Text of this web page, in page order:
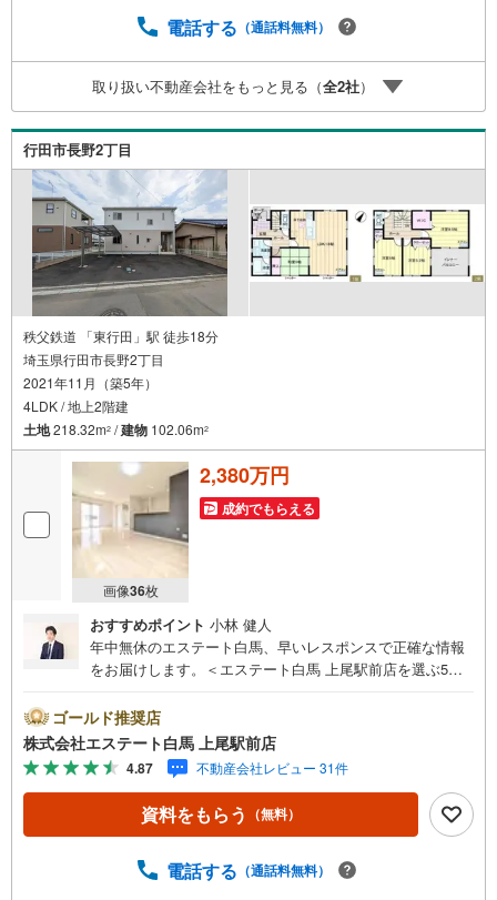
支援。◇ワンストップでご対応可能な体制でお待ちしてま
室乾燥機や追焚機能など利便性の高い設備が充実。南側道
路に面しており、明るい光が差し込む邸宅です。
電話する （通話料無料）
取り扱い不動産会社をもっと見る（全2社）
行田市長野2丁目
秩父鉄道 「東行田」駅 徒歩18分
埼玉県行田市長野2丁目
2021年11月（築5年）
4LDK / 地上2階建
土地218.32m2 /建物 102.06m2
画像36枚
2,380万円
成約でもらえる
おすすめポイント 小林 健人
年中無休のエステート白馬、早いレスポンスで正確な情報
をお届けします。＜エステート白馬 上尾駅前店を選ぶ5つ
トーヨーカドー上尾駅前店」内に立地。2.無料駐車場完備
のお店立体駐車場は全480台収容可。駐車場完備してます。
3.大型キッズスペース当店自慢のキッズスペースをぜひご
覧ください。店内におむつ替えコーナーもご用意してま
す。4.年中無休・365日営業でお手伝い営業時間:10時～20
時まで。スピードある対応が自慢のお店です。5.提携FPへ
プランナーと無料相談。ローン返済について、老後や学費
ゴールド推奨店
株式会社エステート白馬 上尾駅前店
4.87 不動産会社レビュー 31件
資料をもらう （無料）
電話する （通話料無料）